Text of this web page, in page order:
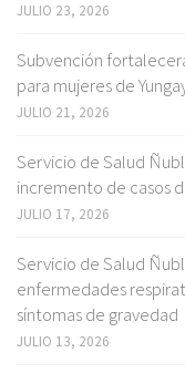
JULIO 23, 2026
Subvención
para mujeres de
JULIO 21, 2026
Servicio de Salud
incremento de casos
JULIO 17, 2026
Servicio de Salud
enfermedades
síntomas de gravedad
JULIO 13, 2026